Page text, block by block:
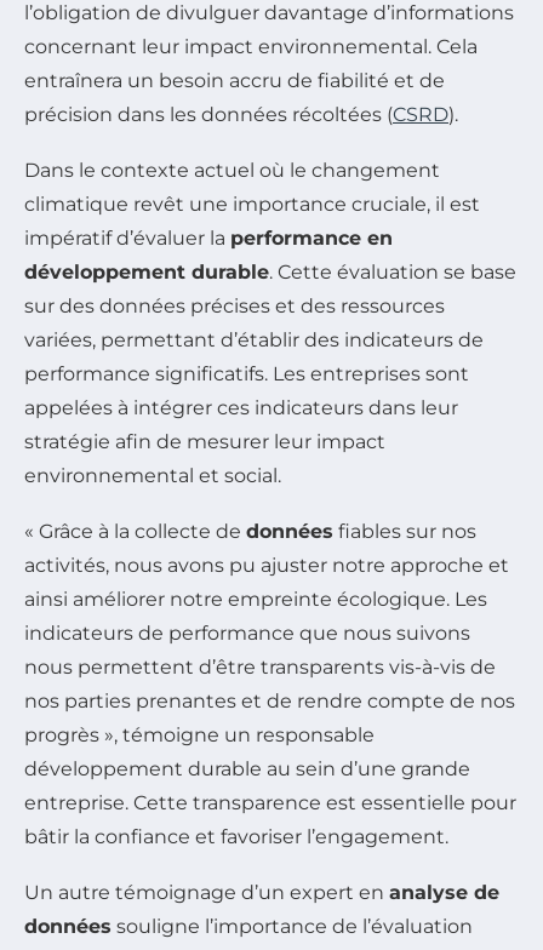
l’obligation de divulguer davantage d’informations
concernant leur impact environnemental. Cela
entraînera un besoin accru de fiabilité et de
précision dans les données récoltées (CSRD).
Dans le contexte actuel où le changement
climatique revêt une importance cruciale, il est
impératif d’évaluer la performance en
développement durable. Cette évaluation se base
sur des données précises et des ressources
variées, permettant d’établir des indicateurs de
performance significatifs. Les entreprises sont
appelées à intégrer ces indicateurs dans leur
stratégie afin de mesurer leur impact
environnemental et social.
« Grâce à la collecte de données fiables sur nos
activités, nous avons pu ajuster notre approche et
ainsi améliorer notre empreinte écologique. Les
indicateurs de performance que nous suivons
nous permettent d’être transparents vis-à-vis de
nos parties prenantes et de rendre compte de nos
progrès », témoigne un responsable
développement durable au sein d’une grande
entreprise. Cette transparence est essentielle pour
bâtir la confiance et favoriser l’engagement.
Un autre témoignage d’un expert en analyse de
données souligne l’importance de l’évaluation